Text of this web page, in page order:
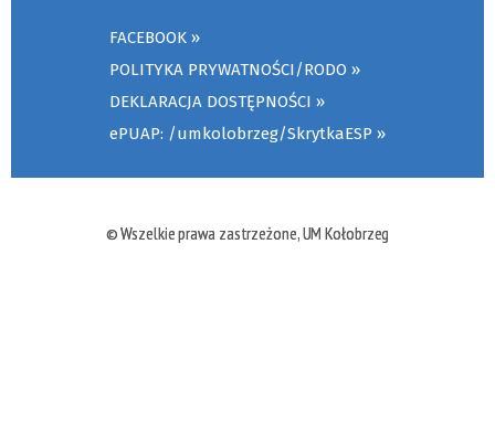
FACEBOOK
POLITYKA PRYWATNOŚCI/RODO
DEKLARACJA DOSTĘPNOŚCI
ePUAP: /umkolobrzeg/SkrytkaESP
© Wszelkie prawa zastrzeżone, UM Kołobrzeg